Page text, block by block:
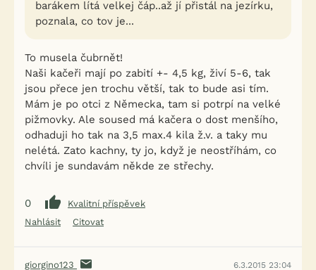
barákem lítá velkej čáp..až jí přistál na jezírku,
poznala, co tov je...
To musela čubrnět!
Naši kačeři mají po zabití +- 4,5 kg, živí 5-6, tak
jsou přece jen trochu větší, tak to bude asi tím.
Mám je po otci z Německa, tam si potrpí na velké
pižmovky. Ale soused má kačera o dost menšího,
odhaduji ho tak na 3,5 max.4 kila ž.v. a taky mu
nelétá. Zato kachny, ty jo, když je neostříhám, co
chvíli je sundavám někde ze střechy.
0
Kvalitní příspěvek
Nahlásit
Citovat
giorgino123 6.3.2015 23:04